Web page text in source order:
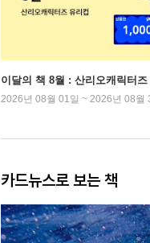
이달의 책 8월 : 산리오캐릭터즈
2026년 08월 01일 ~ 2026년 08월
카드뉴스로 보는 책